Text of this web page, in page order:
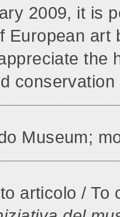
2009, it is
European art
the
Museum;
articolo /